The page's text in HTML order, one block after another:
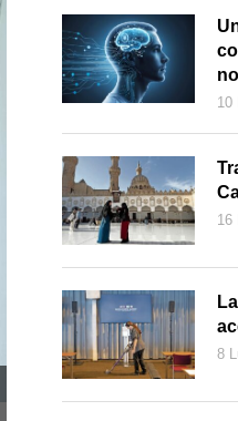
Florian Teuteberg e Oliver
10
16
8